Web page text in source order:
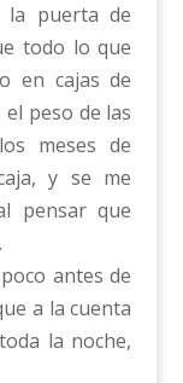
la puerta de
todo lo que
en cajas de
peso de las
meses de
y se me
pensar que
antes de
a la cuenta
la noche,